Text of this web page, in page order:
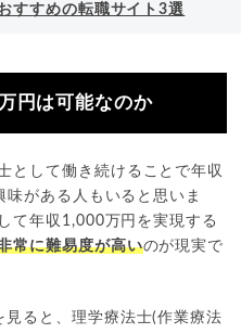
すすめの転職サイト3選
円は可能なのか
として働き続けることで年収
がある人もいると思いま
て年収1,000万円を実現する
常に難易度が高いのが現実で
見ると、理学療法士(作業療法